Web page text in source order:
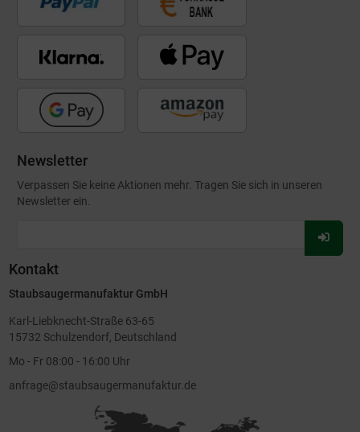
Newsletter
Verpassen Sie keine Aktionen mehr. Tragen Sie sich in unseren
Newsletter ein.
Für
Kontakt
Staubsaugermanufaktur GmbH
Karl-Liebknecht-Straße 63-65
15732 Schulzendorf, Deutschland
Mo - Fr 08:00 - 16:00 Uhr
anfrage@staubsaugermanufaktur.de